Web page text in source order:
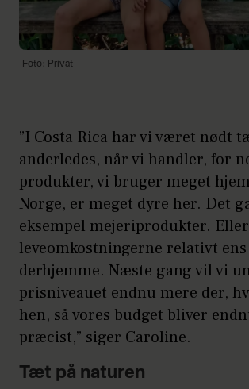
Foto: Privat
”I Costa Rica har vi været nødt
anderledes, når vi handler, for
produkter, vi bruger meget
Norge, er meget dyre her. Det
eksempel mejeriprodukter.
leveomkostningerne relativt
derhjemme. Næste gang vil vi
prisniveauet endnu mere der,
hen, så vores budget bliver
præcist,” siger Caroline.
Tæt på naturen